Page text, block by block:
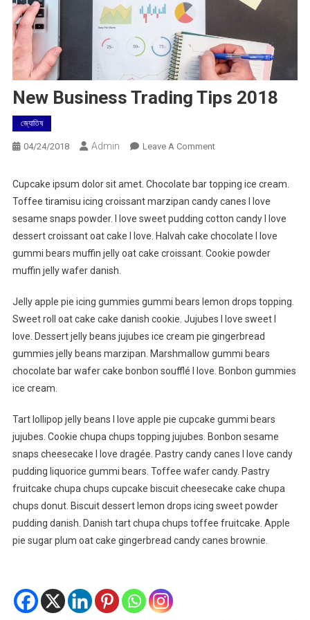
New Business Trading Tips 2018
জ্যোতিষ
04/24/2018 Admin Leave A CommentOn
Business
Tips
2018
Cupcake ipsum dolor sit amet. Chocolate bar topping ice cream.
Toffee tiramisu icing croissant marzipan candy canes I love
sesame snaps powder. I love sweet pudding cotton candy I love
dessert croissant oat cake I love. Halvah cake chocolate I love
gummi bears muffin jelly oat cake croissant. Cookie powder
muffin jelly wafer danish.
Jelly apple pie icing gummies gummi bears lemon drops topping.
Sweet roll oat cake cake danish cookie. Jujubes I love sweet I
love. Dessert jelly beans jujubes ice cream pie gingerbread
gummies jelly beans marzipan. Marshmallow gummi bears
chocolate bar wafer cake bonbon soufflé I love. Bonbon gummies
ice cream.
Tart lollipop jelly beans I love apple pie cupcake gummi bears
jujubes. Cookie chupa chups topping jujubes. Bonbon sesame
snaps cheesecake I love dragée. Pastry candy canes I love candy
pudding liquorice gummi bears. Toffee wafer candy. Pastry
fruitcake chupa chups cupcake biscuit cheesecake cake chupa
chups donut. Biscuit dessert lemon drops icing sweet powder
pudding danish. Danish tart chupa chups toffee fruitcake. Apple
pie sugar plum oat cake gingerbread candy canes brownie.